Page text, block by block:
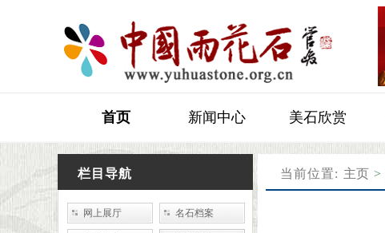
首页 新闻中心 美石欣赏
石友交流
当前位置: 主页 >
栏目导航
网上展厅 名石档案